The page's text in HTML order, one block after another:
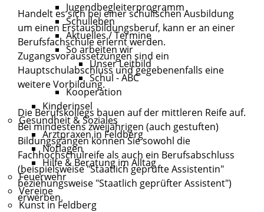
Jugendbegleiterprogramm
Schulleben
Aktuelles / Termine
So arbeiten wir
Unser Leitbild
Schul - ABC
Kooperation
Kinderinsel
Gesundheit & Soziales
Arztpraxen in Feldberg
Notlagen
Hilfe & Beratung im Alltag
Feuerwehr
Vereine
Kunst in Feldberg
Handelt es sich bei einer schulischen Ausbildung
um einen Erstausbildungsberuf, kann er an einer
Berufsfachschule erlernt werden.
Zugangsvoraussetzungen sind ein
Hauptschulabschluss und gegebenenfalls eine
weitere Vorbildung.
Die Berufskollegs bauen auf der mittleren Reife auf.
Bei mindestens zweijährigen (auch gestuften)
Bildungsgängen können Sie sowohl die
Fachhochschulreife als auch ein Berufsabschluss
(beispielsweise "Staatlich geprüfte Assistentin"
beziehungsweise "Staatlich geprüfter Assistent")
erwerben.